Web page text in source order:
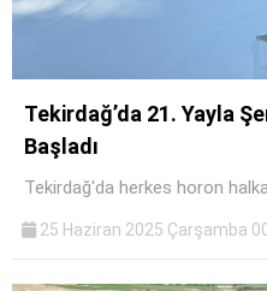
Tekirdağ’da 21. Yayla
Başladı
Tekirdağ'da herkes horon
25 Haziran 2025 Çarşamba